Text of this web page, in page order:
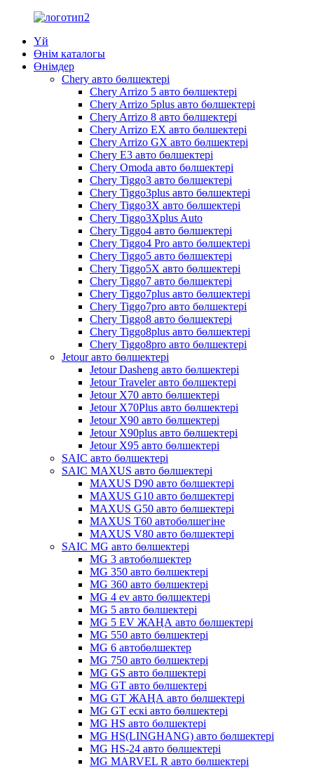
Үй
Өнім каталогы
Өнімдер
Chery авто бөлшектері
Chery Arrizo 5 авто бөлшектері
Chery Arrizo 5plus авто бөлшектері
Chery Arrizo 8 авто бөлшектері
Chery Arrizo EX авто бөлшектері
Chery Arrizo GX авто бөлшектері
Chery E3 авто бөлшектері
Chery Omoda авто бөлшектері
Chery Tiggo3 авто бөлшектері
Chery Tiggo3plus авто бөлшектері
Chery Tiggo3X авто бөлшектері
Chery Tiggo3Xplus Auto
Chery Tiggo4 авто бөлшектері
Chery Tiggo4 Pro авто бөлшектері
Chery Tiggo5 авто бөлшектері
Chery Tiggo5X авто бөлшектері
Chery Tiggo7 авто бөлшектері
Chery Tiggo7plus авто бөлшектері
Chery Tiggo7pro авто бөлшектері
Chery Tiggo8 авто бөлшектері
Chery Tiggo8plus авто бөлшектері
Chery Tiggo8pro авто бөлшектері
Jetour авто бөлшектері
Jetour Dasheng авто бөлшектері
Jetour Traveler авто бөлшектері
Jetour X70 авто бөлшектері
Jetour X70Plus авто бөлшектері
Jetour X90 авто бөлшектері
Jetour X90plus авто бөлшектері
Jetour X95 авто бөлшектері
SAIC авто бөлшектері
SAIC MAXUS авто бөлшектері
MAXUS D90 авто бөлшектері
MAXUS G10 авто бөлшектері
MAXUS G50 авто бөлшектері
MAXUS T60 автобөлшегіне
MAXUS V80 авто бөлшектері
SAIC MG авто бөлшектері
MG 3 автобөлшектер
MG 350 авто бөлшектері
MG 360 авто бөлшектері
MG 4 ev авто бөлшектері
MG 5 авто бөлшектері
MG 5 EV ЖАҢА авто бөлшектері
MG 550 авто бөлшектері
MG 6 автобөлшектер
MG 750 авто бөлшектері
MG GS авто бөлшектері
MG GT авто бөлшектері
MG GT ЖАҢА авто бөлшектері
MG GT ескі авто бөлшектері
MG HS авто бөлшектері
MG HS(LINGHANG) авто бөлшектері
MG HS-24 авто бөлшектері
MG MARVEL R авто бөлшектері